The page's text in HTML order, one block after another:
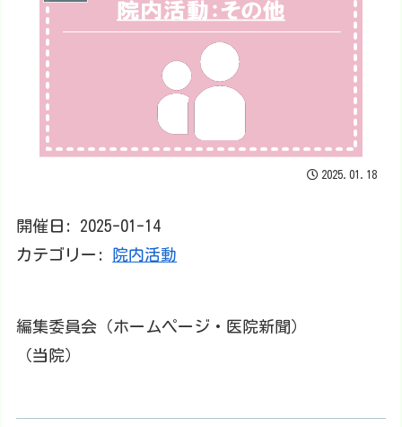
2025.01.18
開催日: 2025-01-14
カテゴリー: 院内活動
編集委員会（ホームページ・医院新聞）
（当院）